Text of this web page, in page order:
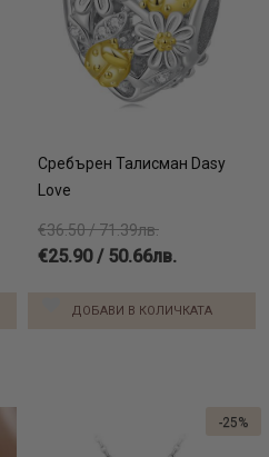
Сребърен Талисман Dasy
Love
€36.50 / 71.39лв.
€25.90 / 50.66лв.
ДОБАВИ В КОЛИЧКАТА
-25%